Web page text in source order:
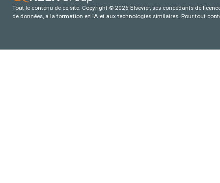
Tout le contenu de ce site: Copyright © 2026 Elsevier, ses concédants de
de données, a la formation en IA et aux technologies similaires. Pour tout